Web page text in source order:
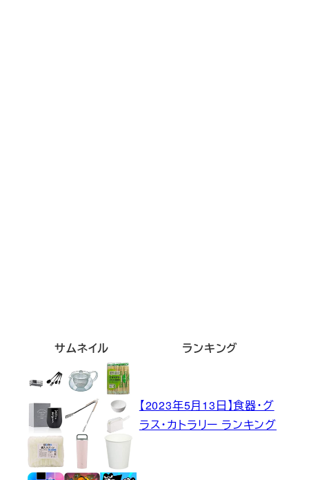
サムネイル ランキング
【2023年5月13日】食器・グ
ラス・カトラリー ランキング